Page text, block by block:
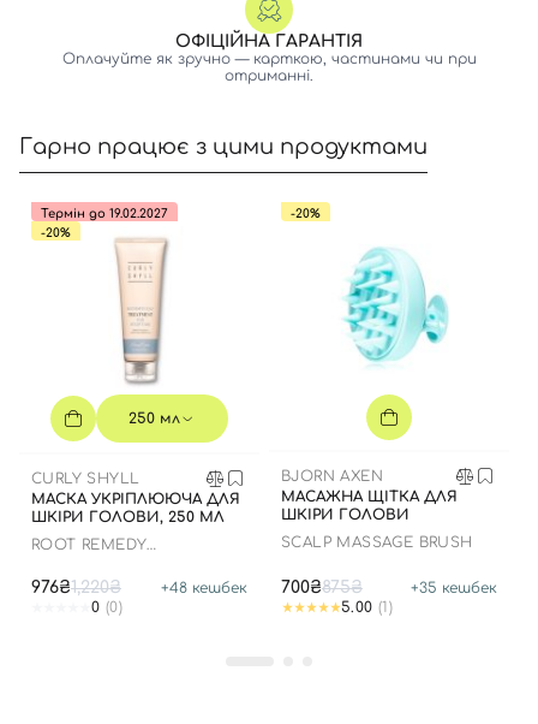
ОФІЦІЙНА ГАРАНТІЯ
Оплачуйте як зручно — карткою, частинами чи при
отриманні.
Гарно працює з цими продуктами
Термін до 19.02.2027
-20%
250 мл
CURLY SHYLL
МАСКА УКРІПЛЮЮЧА ДЛЯ
ШКІРИ ГОЛОВИ, 250 МЛ
ROOT REMEDY
976₴1,220₴ +48 кешбек
0 (0)
-20%
BJORN AXEN
МАСАЖНА ЩІТКА ДЛЯ
ШКІРИ ГОЛОВИ
SCALP MASSAGE BRUSH
700₴875₴ +35 кешбек
5.00 (1)